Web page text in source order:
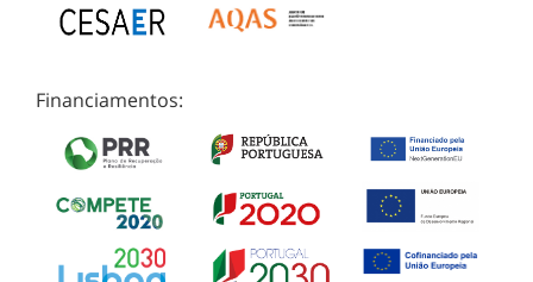
Financiamentos: